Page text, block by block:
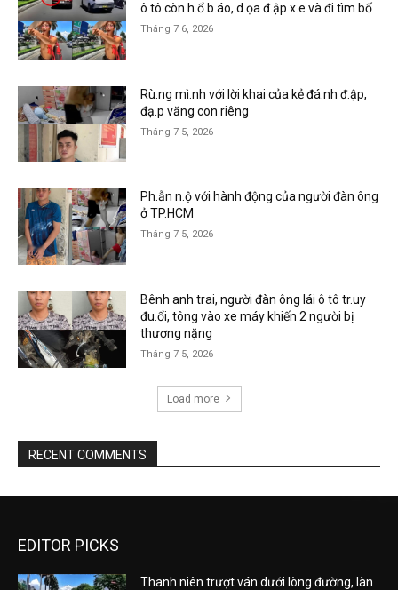
ô tô còn h.ổ b.áo, d.ọa đ.ập x.e và đi tìm bố
Tháng 7 6, 2026
Rù.ng mì.nh với lời khai của kẻ đá.nh đ.ập,
đạ.p văng con riêng
Tháng 7 5, 2026
Ph.ẫn n.ộ với hành động của người đàn ông
ở TP.HCM
Tháng 7 5, 2026
Bênh anh trai, người đàn ông lái ô tô tr.uy
đu.ổi, tông vào xe máy khiến 2 người bị
thương nặng
Tháng 7 5, 2026
Load more
RECENT COMMENTS
EDITOR PICKS
Thanh niên trượt ván dưới lòng đường, làn